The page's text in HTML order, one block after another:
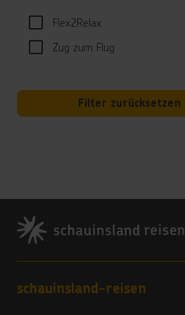
Flex2Relax
Zug zum Flug
Filter zurücksetzen
Footer
Footer navigation
schauinsland-reisen